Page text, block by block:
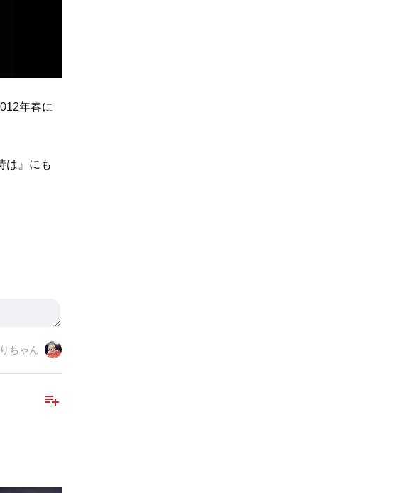
年春に
は』にも
ちゃん
playlist_add